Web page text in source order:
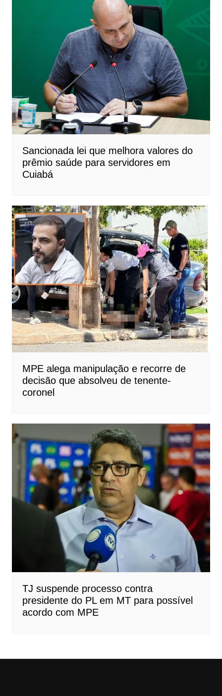
Sancionada lei que melhora valores do
prêmio saúde para servidores em
Cuiabá
MPE alega manipulação e recorre de
decisão que absolveu de tenente-
coronel
TJ suspende processo contra
presidente do PL em MT para possível
acordo com MPE